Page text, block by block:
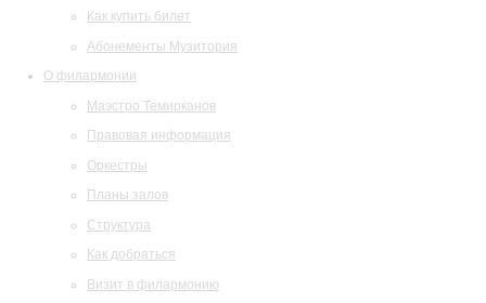
Как купить билет
Абонементы Музитория
О филармонии
Маэстро Темирканов
Правовая информация
Оркестры
Планы залов
Структура
Как добраться
Визит в филармонию